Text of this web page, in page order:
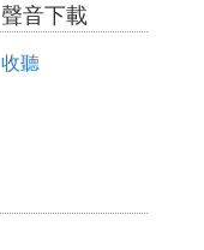
聲音下載
收聽